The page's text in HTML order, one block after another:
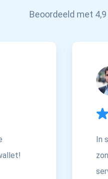
Beoordeeld met
In